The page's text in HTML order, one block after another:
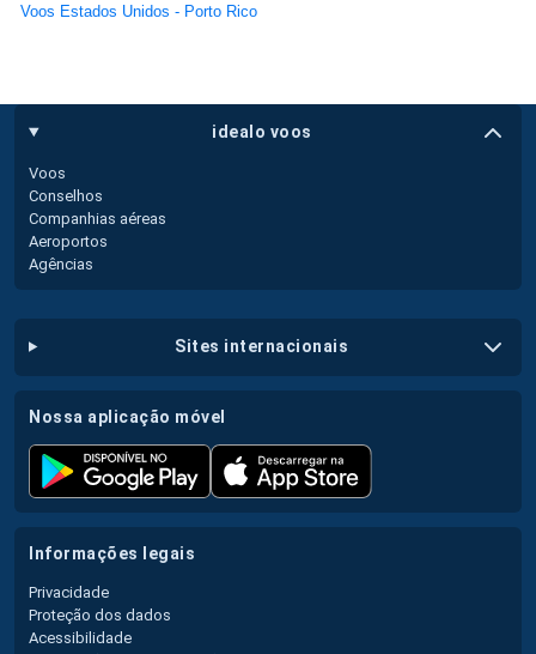
Voos Estados Unidos - Porto Rico
idealo voos
Voos
Conselhos
Companhias aéreas
Aeroportos
Agências
sites internacionais
nossa aplicação móvel
informações legais
Privacidade
Proteção dos dados
Acessibilidade